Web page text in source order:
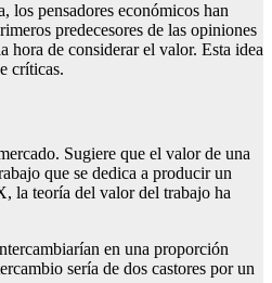
los pensadores económicos han
predecesores de las opiniones
hora de considerar el valor. Esta idea
críticas.
Sugiere que el valor de una
que se dedica a producir un
la teoría del valor del trabajo ha
en una proporción
sería de dos castores por un